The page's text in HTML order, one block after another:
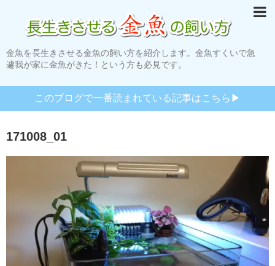
金魚を長生きさせる金魚の飼い方を紹介します。金魚すくいで急
遽我が家に金魚がきた！という方も必見です。
このブログで一番読まれている記事はこちら▶︎
171008_01